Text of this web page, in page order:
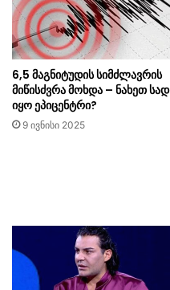
6,5 მაგნიტუდის სიმძლავრის
მიწისძვრა მოხდა – ნახეთ სად
იყო ეპიცენტრი?
9 ივნისი 2025